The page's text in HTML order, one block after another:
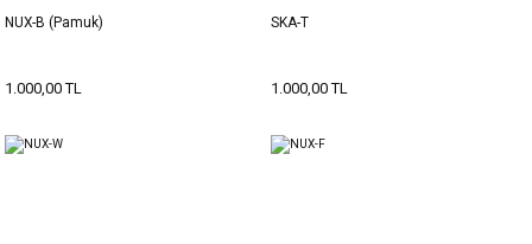
NUX-B (Pamuk)
1.000,00 TL
SKA-T
1.000,00 TL